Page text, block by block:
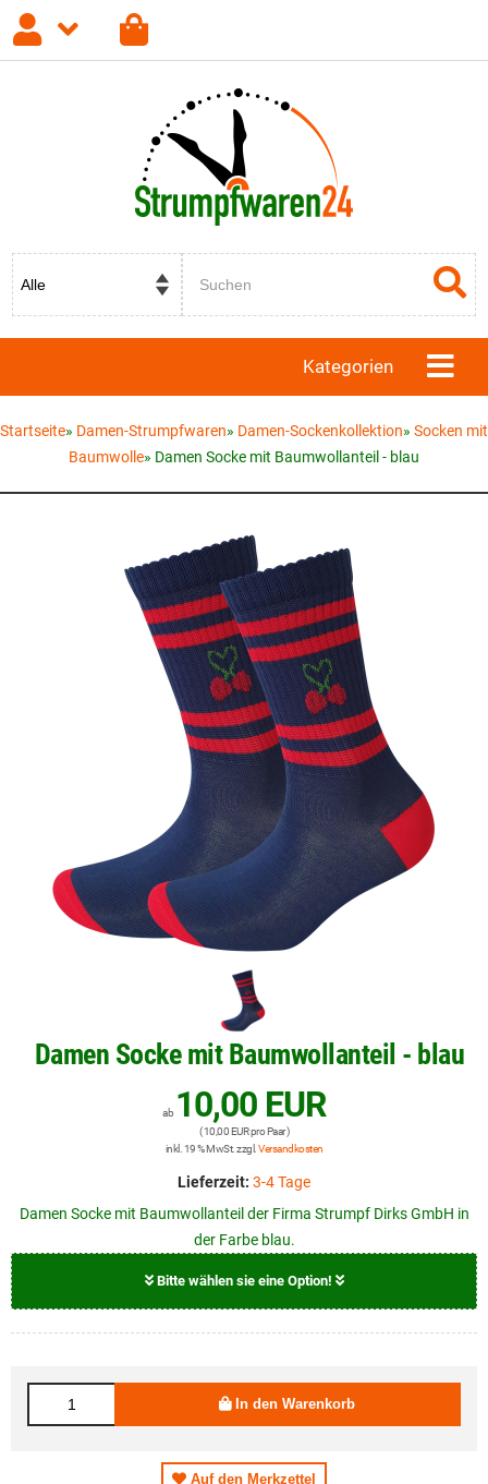
Registrieren Passwort vergessen?
Kategorien
Startseite» Damen-Strumpfwaren» Damen-Sockenkollektion» Socken mit
Baumwolle» Damen Socke mit Baumwollanteil - blau
Damen Socke mit Baumwollanteil - blau
ab 10,00 EUR
( 10,00 EUR pro Paar )
inkl. 19 % MwSt. zzgl. Versandkosten
Lieferzeit: 3-4 Tage
Damen Socke mit Baumwollanteil der Firma Strumpf Dirks GmbH in
der Farbe blau.
Bitte wählen sie eine Option!
39 - 42 In den Warenkorb
Auf den Merkzettel